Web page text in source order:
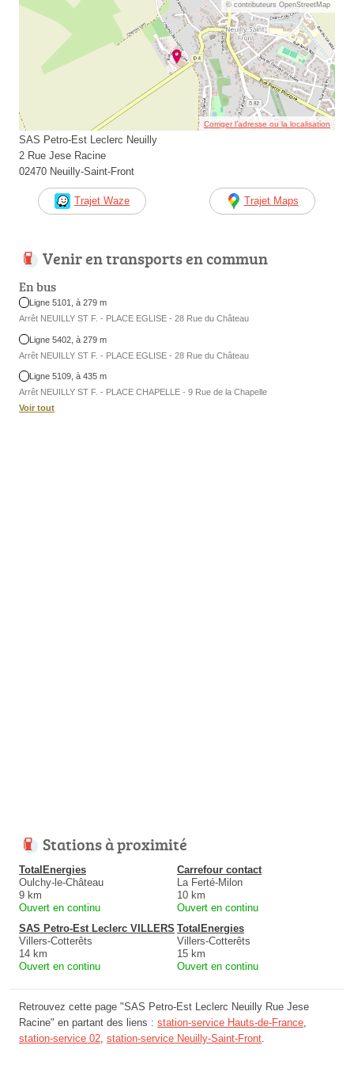
© contributeurs OpenStreetMap
Corriger l’adresse ou la localisation
SAS Petro-Est Leclerc Neuilly
2 Rue Jese Racine
02470 Neuilly-Saint-Front
Trajet Waze Trajet Maps
Venir en transports en commun
En bus
Ligne 5101, à 279 m
Arrêt NEUILLY ST F. - PLACE EGLISE - 28 Rue du Château
Ligne 5402, à 279 m
Arrêt NEUILLY ST F. - PLACE EGLISE - 28 Rue du Château
Ligne 5109, à 435 m
Arrêt NEUILLY ST F. - PLACE CHAPELLE - 9 Rue de la Chapelle
Voir tout
Stations à proximité
TotalEnergies
Oulchy-le-Château
9 km
Ouvert en continu
Carrefour contact
La Ferté-Milon
10 km
Ouvert en continu
SAS Petro-Est Leclerc VILLERS
Villers-Cotterêts
14 km
Ouvert en continu
TotalEnergies
Villers-Cotterêts
15 km
Ouvert en continu
Retrouvez cette page "SAS Petro-Est Leclerc Neuilly Rue Jese
Racine" en partant des liens : station-service Hauts-de-France,
station-service 02, station-service Neuilly-Saint-Front.